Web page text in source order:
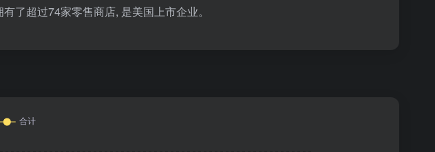
了超过74家零售商店, 是美国上市企业。